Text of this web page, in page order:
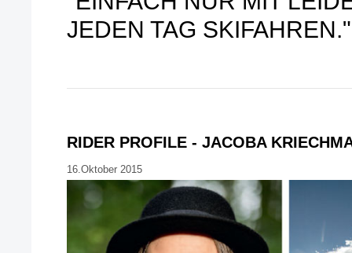
JEDEN TAG SKIFAHREN."
RIDER PROFILE - JACOBA
16.Oktober 2015